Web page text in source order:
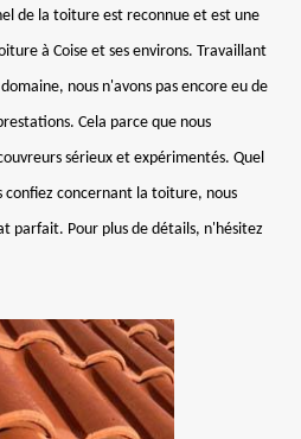
de la toiture est reconnue et est une
à Coise et ses environs. Travaillant
nous n'avons pas encore eu de
Cela parce que nous
sérieux et expérimentés. Quel
confiez concernant la toiture, nous
parfait. Pour plus de détails, n'hésitez